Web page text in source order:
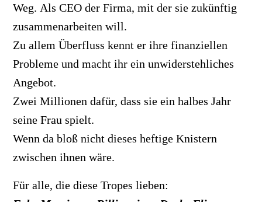
Weg. Als CEO der Firma, mit der sie zukünftig
zusammenarbeiten will.
Zu allem Überfluss kennt er ihre finanziellen
Probleme und macht ihr ein unwiderstehliches
Angebot.
Zwei Millionen dafür, dass sie ein halbes Jahr
seine Frau spielt.
Wenn da bloß nicht dieses heftige Knistern
zwischen ihnen wäre.
Für alle, die diese Tropes lieben: